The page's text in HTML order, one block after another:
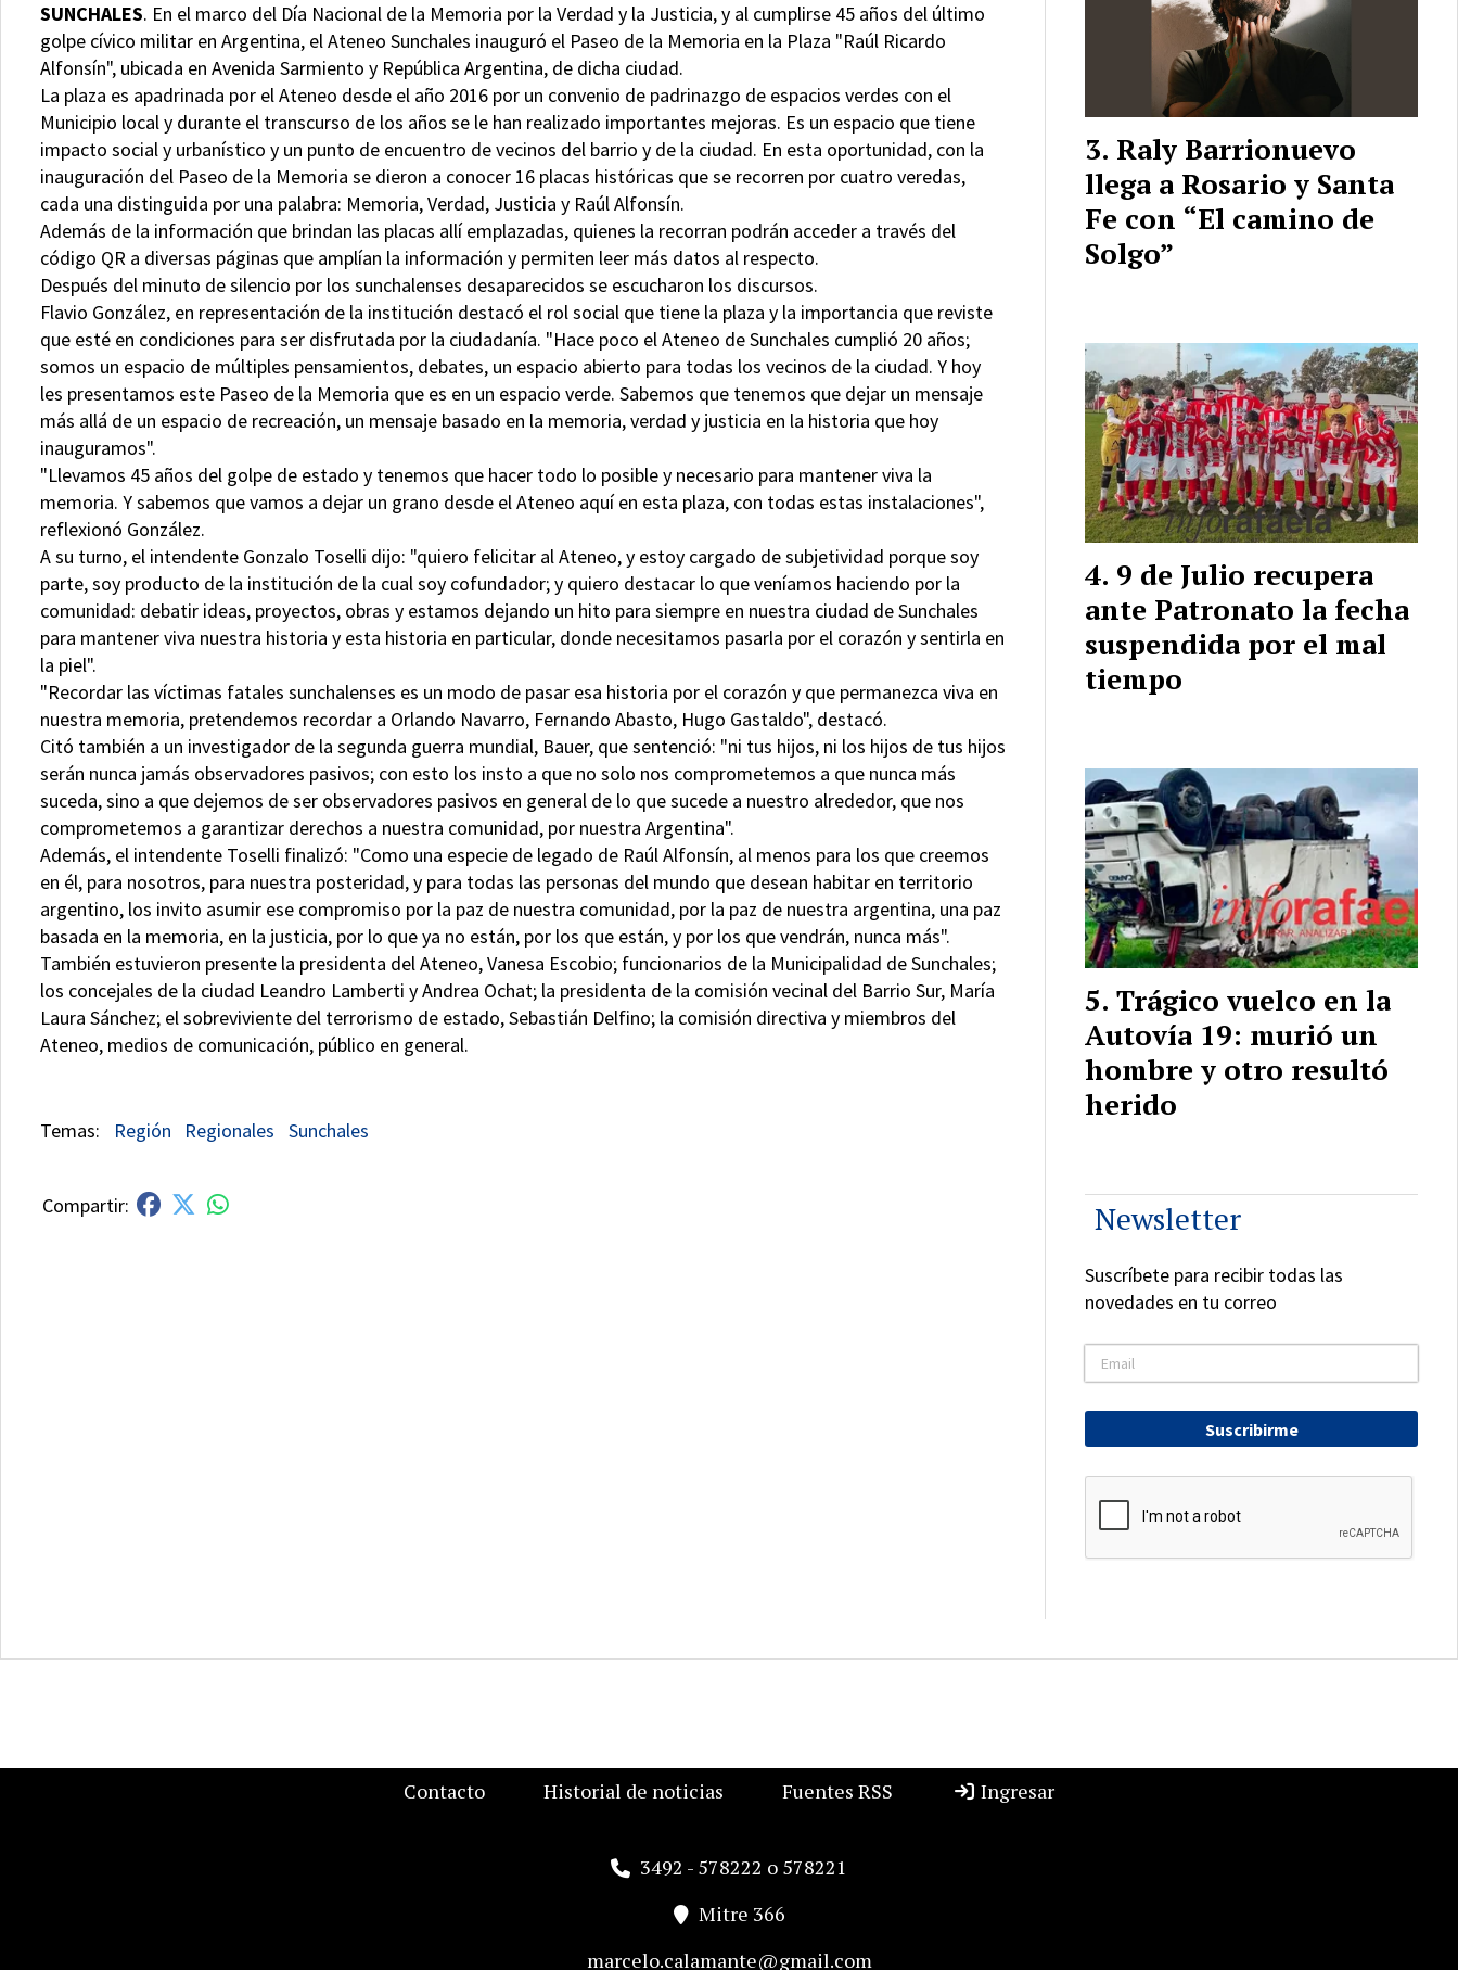
SUNCHALES. En el marco del Día Nacional de la Memoria por la Verdad y la Justicia, y al cumplirse 45 años del último
golpe cívico militar en Argentina, el Ateneo Sunchales inauguró el Paseo de la Memoria en la Plaza "Raúl Ricardo
Alfonsín", ubicada en Avenida Sarmiento y República Argentina, de dicha ciudad.
La plaza es apadrinada por el Ateneo desde el año 2016 por un convenio de padrinazgo de espacios verdes con el
Municipio local y durante el transcurso de los años se le han realizado importantes mejoras. Es un espacio que tiene
impacto social y urbanístico y un punto de encuentro de vecinos del barrio y de la ciudad. En esta oportunidad, con la
inauguración del Paseo de la Memoria se dieron a conocer 16 placas históricas que se recorren por cuatro veredas,
cada una distinguida por una palabra: Memoria, Verdad, Justicia y Raúl Alfonsín.
Además de la información que brindan las placas allí emplazadas, quienes la recorran podrán acceder a través del
código QR a diversas páginas que amplían la información y permiten leer más datos al respecto.
Después del minuto de silencio por los sunchalenses desaparecidos se escucharon los discursos.
Flavio González, en representación de la institución destacó el rol social que tiene la plaza y la importancia que reviste
que esté en condiciones para ser disfrutada por la ciudadanía. "Hace poco el Ateneo de Sunchales cumplió 20 años;
somos un espacio de múltiples pensamientos, debates, un espacio abierto para todas los vecinos de la ciudad. Y hoy
les presentamos este Paseo de la Memoria que es en un espacio verde. Sabemos que tenemos que dejar un mensaje
más allá de un espacio de recreación, un mensaje basado en la memoria, verdad y justicia en la historia que hoy
inauguramos".
"Llevamos 45 años del golpe de estado y tenemos que hacer todo lo posible y necesario para mantener viva la
memoria. Y sabemos que vamos a dejar un grano desde el Ateneo aquí en esta plaza, con todas estas instalaciones",
reflexionó González.
A su turno, el intendente Gonzalo Toselli dijo: "quiero felicitar al Ateneo, y estoy cargado de subjetividad porque soy
parte, soy producto de la institución de la cual soy cofundador; y quiero destacar lo que veníamos haciendo por la
comunidad: debatir ideas, proyectos, obras y estamos dejando un hito para siempre en nuestra ciudad de Sunchales
para mantener viva nuestra historia y esta historia en particular, donde necesitamos pasarla por el corazón y sentirla en
la piel".
"Recordar las víctimas fatales sunchalenses es un modo de pasar esa historia por el corazón y que permanezca viva en
nuestra memoria, pretendemos recordar a Orlando Navarro, Fernando Abasto, Hugo Gastaldo", destacó.
Citó también a un investigador de la segunda guerra mundial, Bauer, que sentenció: "ni tus hijos, ni los hijos de tus hijos
serán nunca jamás observadores pasivos; con esto los insto a que no solo nos comprometemos a que nunca más
suceda, sino a que dejemos de ser observadores pasivos en general de lo que sucede a nuestro alrededor, que nos
comprometemos a garantizar derechos a nuestra comunidad, por nuestra Argentina".
Además, el intendente Toselli finalizó: "Como una especie de legado de Raúl Alfonsín, al menos para los que creemos
en él, para nosotros, para nuestra posteridad, y para todas las personas del mundo que desean habitar en territorio
argentino, los invito asumir ese compromiso por la paz de nuestra comunidad, por la paz de nuestra argentina, una paz
basada en la memoria, en la justicia, por lo que ya no están, por los que están, y por los que vendrán, nunca más".
También estuvieron presente la presidenta del Ateneo, Vanesa Escobio; funcionarios de la Municipalidad de Sunchales;
los concejales de la ciudad Leandro Lamberti y Andrea Ochat; la presidenta de la comisión vecinal del Barrio Sur, María
Laura Sánchez; el sobreviviente del terrorismo de estado, Sebastián Delfino; la comisión directiva y miembros del
Ateneo, medios de comunicación, público en general.
Región Regionales Sunchales
Raly Barrionuevo
llega a Rosario y Santa
Fe con “El camino de
Solgo”
9 de Julio recupera
ante Patronato la fecha
suspendida por el mal
tiempo
Trágico vuelco en la
Autovía 19: murió un
hombre y otro resultó
herido
Newsletter
Suscríbete para recibir todas las
novedades en tu correo
Suscribirme
Contacto Historial de noticias Fuentes RSS Ingresar
3492 - 578222 o 578221
Mitre 366
marcelo.calamante@gmail.com